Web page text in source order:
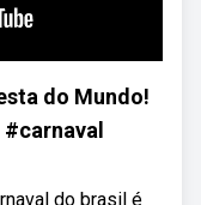
do Mundo!
do brasil é